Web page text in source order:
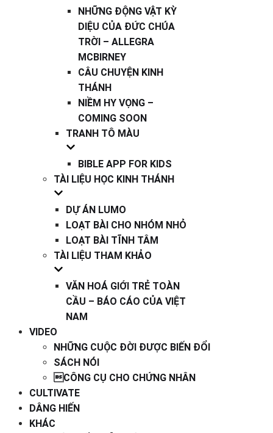
NHỮNG ĐỘNG VẬT KỲ
DIỆU CỦA ĐỨC CHÚA
TRỜI – ALLEGRA
MCBIRNEY
CÂU CHUYỆN KINH
THÁNH
NIỀM HY VỌNG –
COMING SOON
TRANH TÔ MÀU
BIBLE APP FOR KIDS
TÀI LIỆU HỌC KINH THÁNH
DỰ ÁN LUMO
LOẠT BÀI CHO NHÓM NHỎ
LOẠT BÀI TĨNH TÂM
TÀI LIỆU THAM KHẢO
VĂN HOÁ GIỚI TRẺ TOÀN
CẦU – BÁO CÁO CỦA VIỆT
NAM
VIDEO
NHỮNG CUỘC ĐỜI ĐƯỢC BIẾN ĐỔI
SÁCH NÓI
CÔNG CỤ CHO CHỨNG NHÂN
CULTIVATE
DÂNG HIẾN
KHÁC